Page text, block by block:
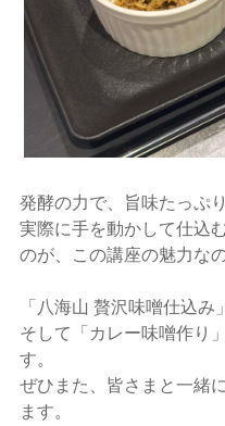
発酵の力で、旨味たっぷり
実際に手を動かして仕込
のが、この講座の魅力な
「八海山 贅沢味噌仕込み
そして「カレー味噌作り
す。
ぜひまた、皆さまと一緒
ます。